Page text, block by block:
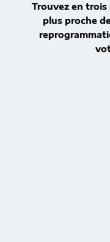
Trouvez en trois
plus proche